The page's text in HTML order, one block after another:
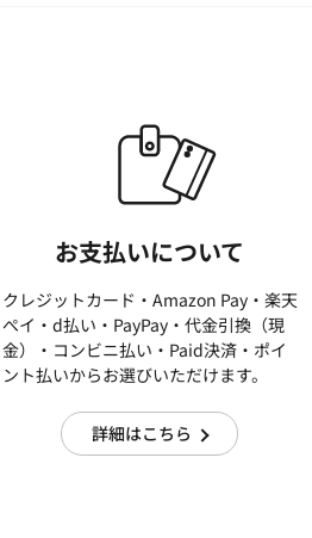
お支払いについて
クレジットカード・Amazon Pay・楽天
ぺイ・d払い・PayPay・代金引換（現
金）・コンビニ払い・Paid決済・ポイ
ント払いからお選びいただけます。
詳細はこちら